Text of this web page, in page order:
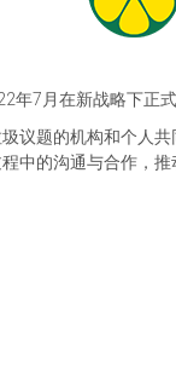
年7月在新战略下正
议题的机构和个人
中的沟通与合作，